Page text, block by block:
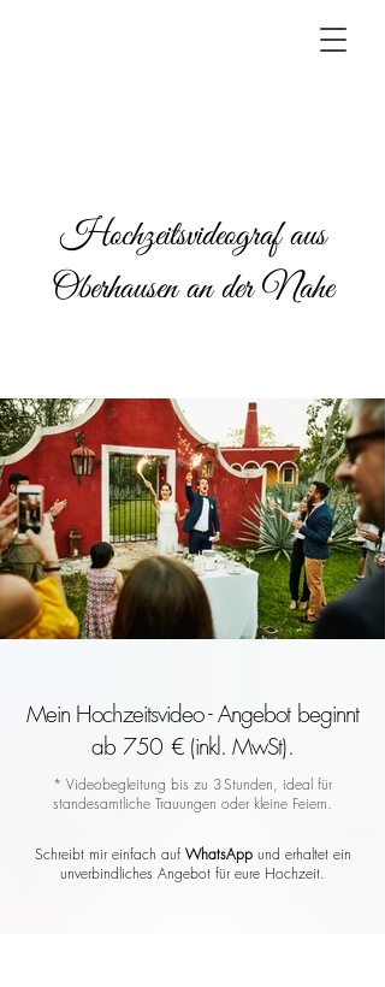
Hochzeitsvideograf aus
Oberhausen an der Nahe
Mein Hochzeitsvideo - Angebot beginnt
ab 750 € (inkl. MwSt).
* Videobegleitung bis zu 3 Stunden, ideal für
standesamtliche Trauungen oder kleine Feiern.
Schreibt mir einfach auf WhatsAppund erhaltet ein
unverbindliches Angebot für eure Hochzeit.